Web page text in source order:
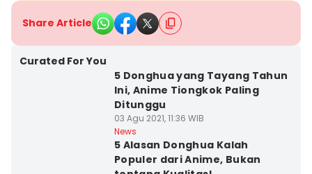
Share Article
Curated For You
5 Donghua yang Tayang Tahun
Ini, Anime Tiongkok Paling
Ditunggu
03 Agu 2021, 11:36 WIB
News
5 Alasan Donghua Kalah
Populer dari Anime, Bukan